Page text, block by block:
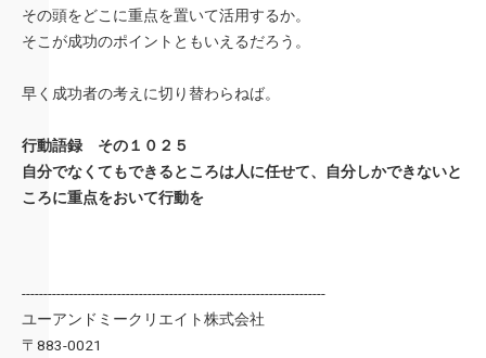
その頭をどこに重点を置いて活用するか。
そこが成功のポイントともいえるだろう。
早く成功者の考えに切り替わらねば。
行動語録 その１０２５
自分でなくてもできるところは人に任せて、自分しかできないと
ころに重点をおいて行動を
----------------------------------------------------------------------
ユーアンドミークリエイト株式会社
〒883-0021